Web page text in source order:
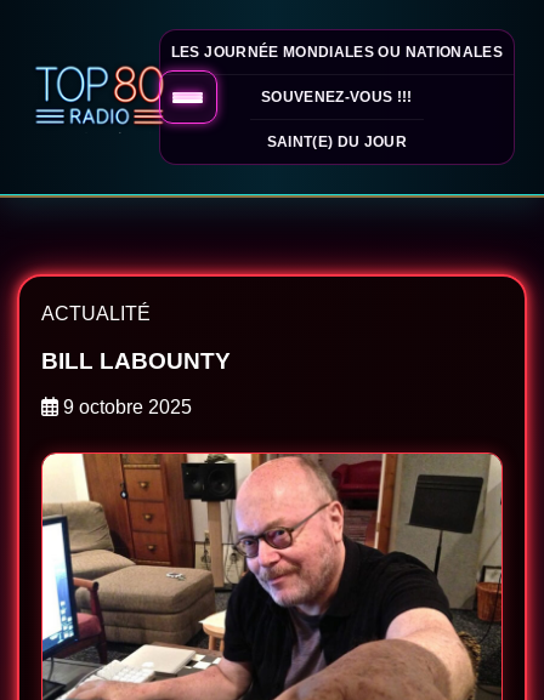
LES JOURNÉE MONDIALES OU NATIONALES
SOUVENEZ-VOUS !!!
SAINT(E) DU JOUR
ACTUALITÉ
BILL LABOUNTY
9 octobre 2025